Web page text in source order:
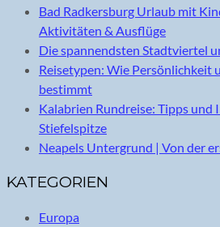
Bad Radkersburg Urlaub mit
Aktivitäten & Ausflüge
Die spannendsten Stadtviertel
Reisetypen: Wie Persönlichkeit
bestimmt
Kalabrien Rundreise: Tipps und
Stiefelspitze
Neapels Untergrund | Von der
KATEGORIEN
Europa